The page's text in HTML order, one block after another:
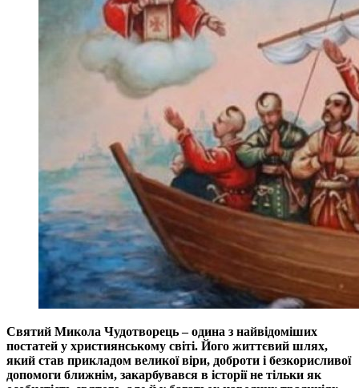
Святий Микола Чудотворець – одина з найвідоміших
постатей у християнському світі. Його життєвий шлях,
який став прикладом великої віри, доброти і безкорисливої
допомоги ближнім, закарбувався в історії не тільки як